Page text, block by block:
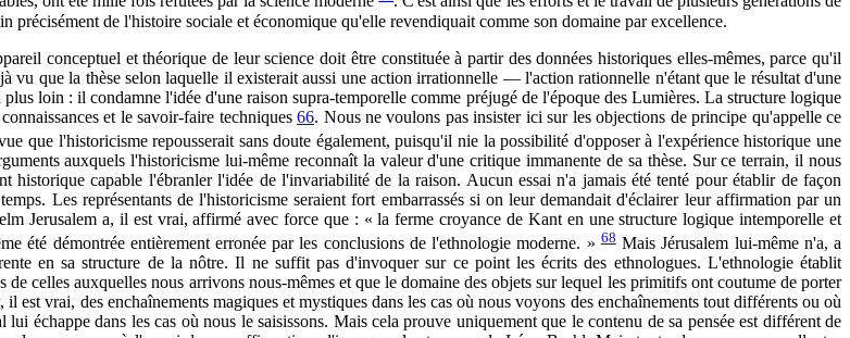
précisément de l'histoire sociale et économique qu'elle revendiquait comme son domaine par excellence.
conceptuel et théorique de leur science doit être constituée à partir des données historiques elles-mêmes, parce qu'il
vu que la thèse selon laquelle il existerait aussi une action irrationnelle — l'action rationnelle n'étant que le résultat d'une
loin : il condamne l'idée d'une raison supra-temporelle comme préjugé de l'époque des Lumières. La structure logique
et le savoir-faire techniques66. Nous ne voulons pas insister ici sur les objections de principe qu'appelle ce
que l'historicisme repousserait sans doute également, puisqu'il nie la possibilité d'opposer à l'expérience historique une
auxquels l'historicisme lui-même reconnaît la valeur d'une critique immanente de sa thèse. Sur ce terrain, il nous
capable l'ébranler l'idée de l'invariabilité de la raison. Aucun essai n'a jamais été tenté pour établir de façon
Les représentants de l'historicisme seraient fort embarrassés si on leur demandait d'éclairer leur affirmation par un
Jerusalem a, il est vrai, affirmé avec force que : « la ferme croyance de Kant en une structure logique intemporelle et
été démontrée entièrement erronée par les conclusions de l'ethnologie moderne. »68Mais Jérusalem lui-même n'a, a
en sa structure de la nôtre. Il ne suffit pas d'invoquer sur ce point les écrits des ethnologues. L'ethnologie établit
celles auxquelles nous arrivons nous-mêmes et que le domaine des objets sur lequel les primitifs ont coutume de porter
vrai, des enchaînements magiques et mystiques dans les cas où nous voyons des enchaînements tout différents ou où
échappe dans les cas où nous le saisissons. Mais cela prouve uniquement que le contenu de sa pensée est différent de